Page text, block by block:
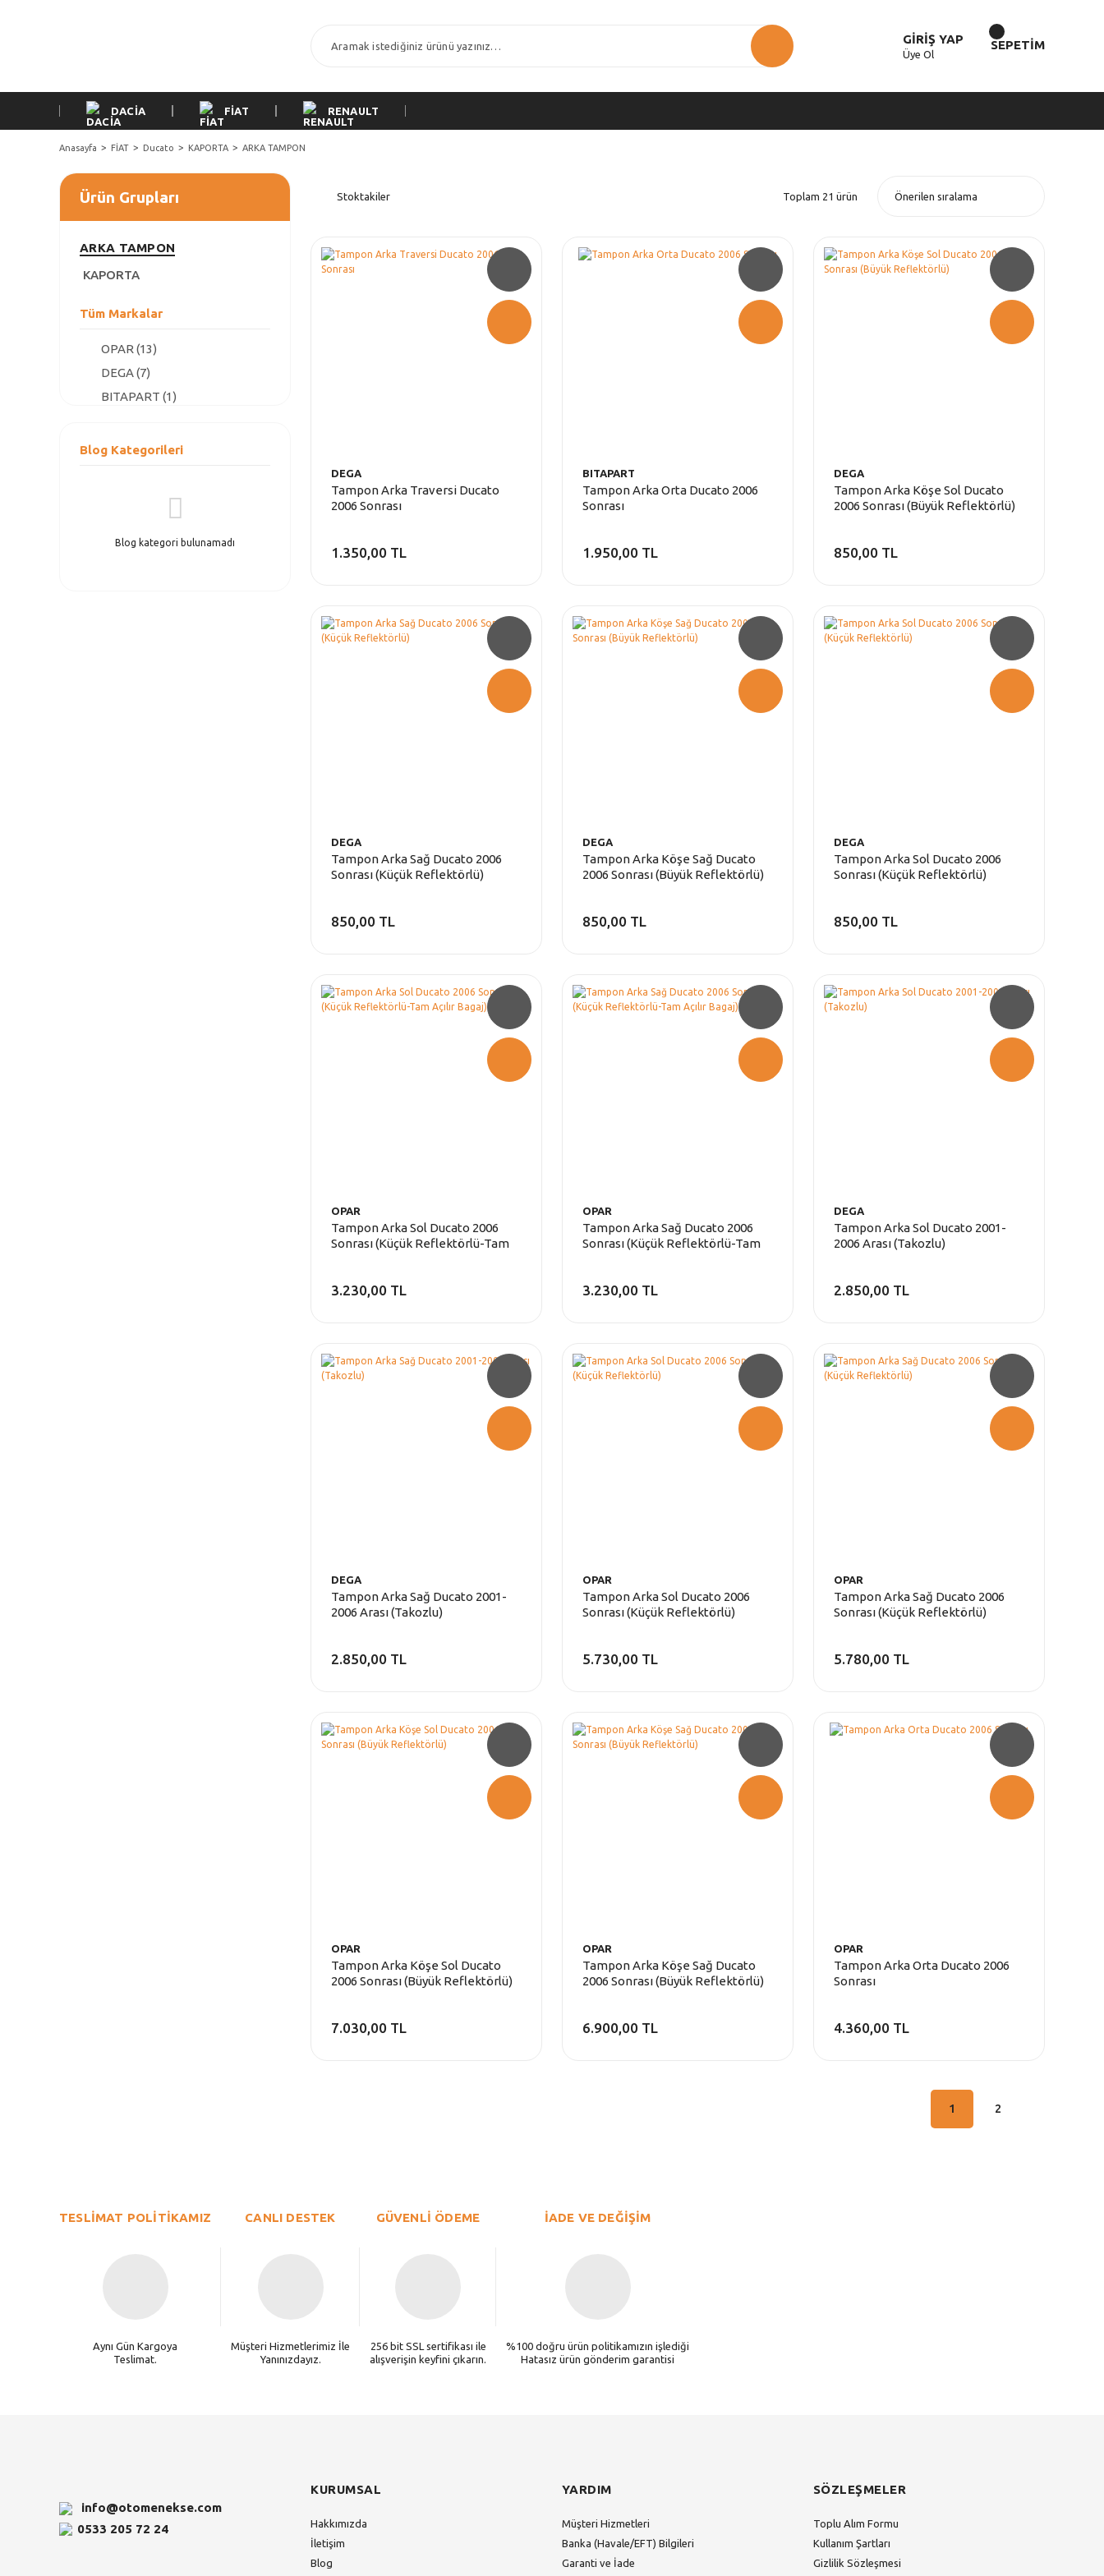
GİRİŞ YAP
Üye Ol
SEPETİM
DACİA FİAT RENAULT
Anasayfa FİAT Ducato KAPORTA ARKA TAMPON
Ürün Grupları
ARKA TAMPON
KAPORTA
Tüm Markalar
OPAR (13)
DEGA (7)
BITAPART (1)
Blog Kategorileri
Blog kategori bulunamadı
Stoktakiler Toplam 21 ürün
DEGA
Tampon Arka Traversi Ducato
2006 Sonrası
1.350,00 TL
BITAPART
Tampon Arka Orta Ducato 2006
Sonrası
1.950,00 TL
DEGA
Tampon Arka Köşe Sol Ducato
2006 Sonrası (Büyük Reflektörlü)
850,00 TL
DEGA
Tampon Arka Sağ Ducato 2006
Sonrası (Küçük Reflektörlü)
850,00 TL
DEGA
Tampon Arka Köşe Sağ Ducato
2006 Sonrası (Büyük Reflektörlü)
850,00 TL
DEGA
Tampon Arka Sol Ducato 2006
Sonrası (Küçük Reflektörlü)
850,00 TL
OPAR
Tampon Arka Sol Ducato 2006
Sonrası (Küçük Reflektörlü-Tam
3.230,00 TL
OPAR
Tampon Arka Sağ Ducato 2006
Sonrası (Küçük Reflektörlü-Tam
3.230,00 TL
DEGA
Tampon Arka Sol Ducato 2001-
2006 Arası (Takozlu)
2.850,00 TL
DEGA
Tampon Arka Sağ Ducato 2001-
2006 Arası (Takozlu)
2.850,00 TL
OPAR
Tampon Arka Sol Ducato 2006
Sonrası (Küçük Reflektörlü)
5.730,00 TL
OPAR
Tampon Arka Sağ Ducato 2006
Sonrası (Küçük Reflektörlü)
5.780,00 TL
OPAR
Tampon Arka Köşe Sol Ducato
2006 Sonrası (Büyük Reflektörlü)
7.030,00 TL
OPAR
Tampon Arka Köşe Sağ Ducato
2006 Sonrası (Büyük Reflektörlü)
6.900,00 TL
OPAR
Tampon Arka Orta Ducato 2006
Sonrası
4.360,00 TL
1 2
TESLİMAT POLİTİKAMIZ
Aynı Gün Kargoya
Teslimat.
CANLI DESTEK
Müşteri Hizmetlerimiz İle
Yanınızdayız.
GÜVENLİ ÖDEME
256 bit SSL sertifikası ile
alışverişin keyfini çıkarın.
İADE VE DEĞİŞİM
%100 doğru ürün politikamızın işlediği
Hatasız ürün gönderim garantisi
info@otomenekse.com
0533 205 72 24
KURUMSAL
Hakkımızda
İletişim
Blog
YARDIM
Müşteri Hizmetleri
Banka (Havale/EFT) Bilgileri
Garanti ve İade
SÖZLEŞMELER
Toplu Alım Formu
Kullanım Şartları
Gizlilik Sözleşmesi